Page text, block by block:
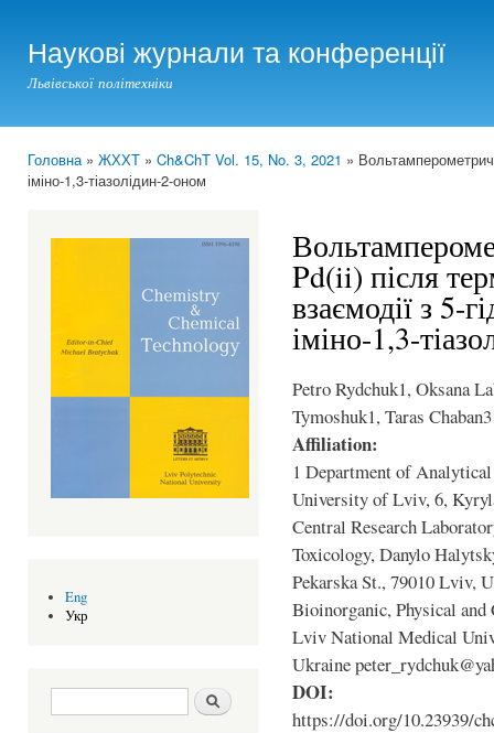
Наукові журнали та конференції
Львівської політехніки
You are here
Головна» ЖХХТ » Ch&ChT Vol. 15, No. 3, 2021 »
іміно-1,3-тіазолідин-2-оном
Eng
Укр
Search form Шукати
Pd(ii) після
взаємодії з 5-
іміно-1,3-
Petro Rydchuk1, Oksana
Tymoshuk1, Taras Chaban3
Affiliation:
1 Department of
University of Lviv, 6,
Central Research
Toxicology, Danylo
Pekarska St., 79010 Lviv,
Bioinorganic, Physical
Lviv National Medical
Ukraine
DOI:
https://doi.org/10.23939/